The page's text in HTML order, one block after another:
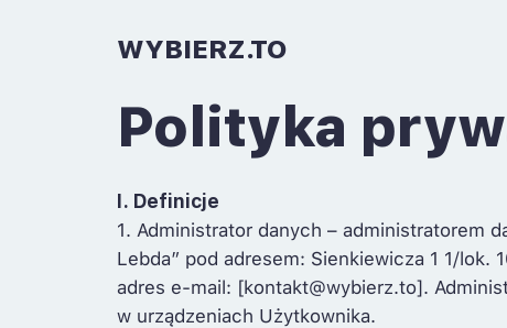
WYBIERZ.TO
Polityka
I. Definicje
1. Administrator danych – administratorem
Lebda” pod adresem: Sienkiewicza 1 1/
adres e-mail: [kontakt@wybierz.to].
w urządzeniach Użytkownika.